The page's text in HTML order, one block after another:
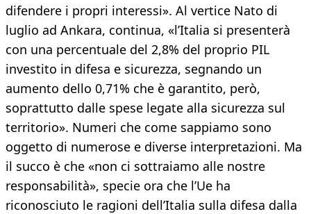
difendere i propri interessi». Al vertice Nato di
luglio ad Ankara, continua, «l’Italia si presenterà
con una percentuale del 2,8% del proprio PIL
investito in difesa e sicurezza, segnando un
aumento dello 0,71% che è garantito, però,
soprattutto dalle spese legate alla sicurezza sul
territorio». Numeri che come sappiamo sono
oggetto di numerose e diverse interpretazioni. Ma
il succo è che «non ci sottraiamo alle nostre
responsabilità», specie ora che l’Ue ha
riconosciuto le ragioni dell’Italia sulla difesa dalla